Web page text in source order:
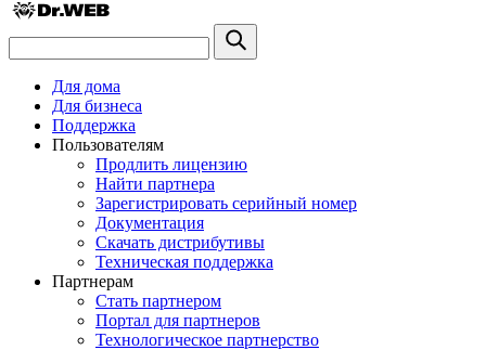
Для дома
Для бизнеса
Поддержка
Пользователям
Продлить лицензию
Найти партнера
Зарегистрировать серийный номер
Документация
Скачать дистрибутивы
Техническая поддержка
Партнерам
Стать партнером
Портал для партнеров
Технологическое партнерство